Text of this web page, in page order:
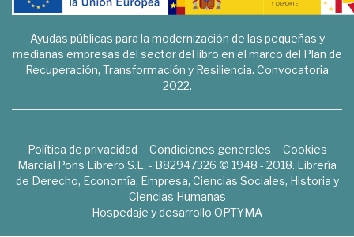
Ayudas públicas para la modernización de las pequeñas y
medianas empresas del sector del libro en el marco del Plan de
Recuperación, Transformación y Resiliencia. Convocatoria
2022.
Política de privacidad Condiciones generales
Cookies
Marcial Pons Librero S.L. - B82947326 © 1948 - 2018. Librería
de Derecho, Economía, Empresa, Ciencias Sociales, Historia y
Ciencias Humanas
Hospedaje y desarrollo OPTYMA